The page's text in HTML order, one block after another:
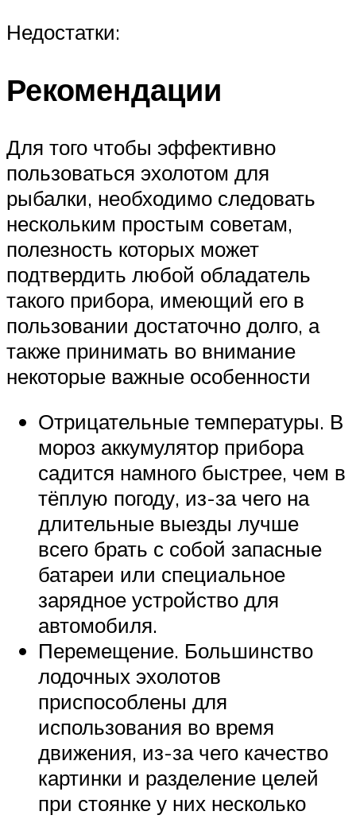
Недостатки:
Рекомендации
Для того чтобы эффективно
пользоваться эхолотом для
рыбалки, необходимо следовать
нескольким простым советам,
полезность которых может
подтвердить любой обладатель
такого прибора, имеющий его в
пользовании достаточно долго, а
также принимать во внимание
некоторые важные особенности
Отрицательные температуры. В
мороз аккумулятор прибора
садится намного быстрее, чем в
тёплую погоду, из-за чего на
длительные выезды лучше
всего брать с собой запасные
батареи или специальное
зарядное устройство для
автомобиля.
Перемещение. Большинство
лодочных эхолотов
приспособлены для
использования во время
движения, из-за чего качество
картинки и разделение целей
при стоянке у них несколько